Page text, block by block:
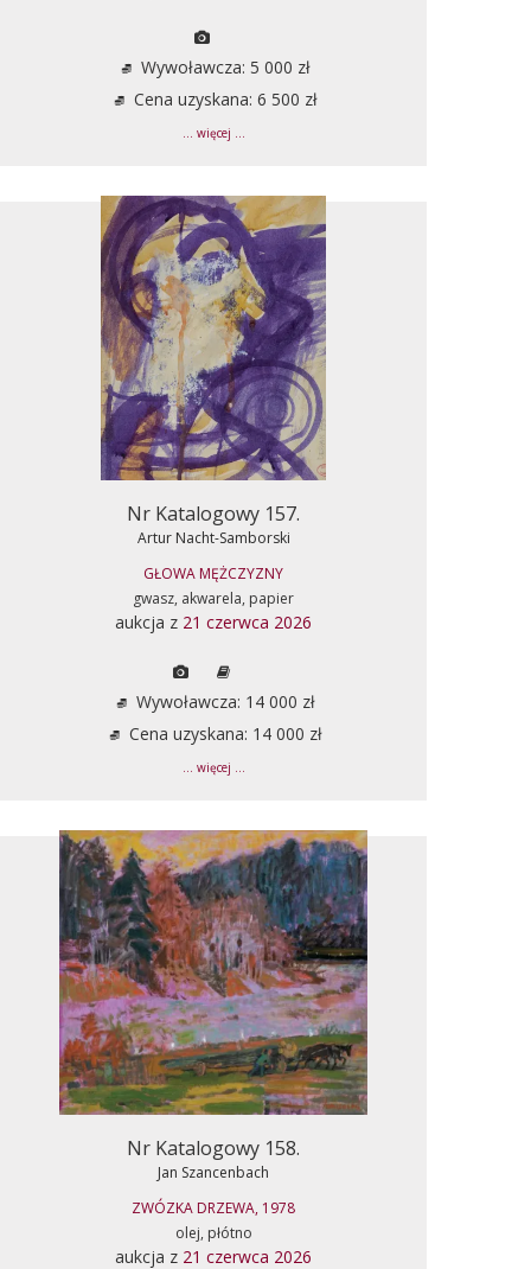
Wywoławcza: 5 000 zł
Cena uzyskana: 6 500 zł
... więcej ...
Nr Katalogowy 157.
Artur Nacht-Samborski
GŁOWA MĘŻCZYZNY
gwasz, akwarela, papier
aukcja z 21 czerwca 2026
Wywoławcza: 14 000 zł
Cena uzyskana: 14 000 zł
... więcej ...
Nr Katalogowy 158.
Jan Szancenbach
ZWÓZKA DRZEWA, 1978
olej, płótno
aukcja z 21 czerwca 2026